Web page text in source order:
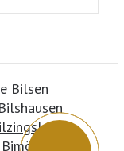
Bilsen